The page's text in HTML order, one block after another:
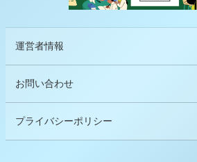
運営者情報
お問い合わせ
プライバシーポリシー